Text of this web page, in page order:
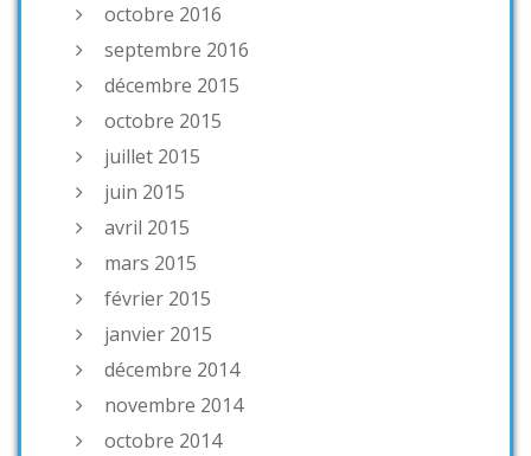
octobre 2016
septembre 2016
décembre 2015
octobre 2015
juillet 2015
juin 2015
avril 2015
mars 2015
février 2015
janvier 2015
décembre 2014
novembre 2014
octobre 2014